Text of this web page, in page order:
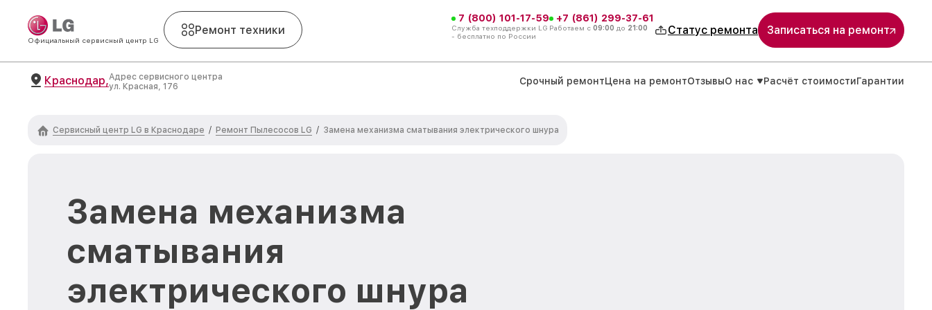
Официальный сервисный центр LG
Ремонт техники
7 (800) 101-17-59
Служба техподдержки LG
- бесплатно по России
+7 (861) 299-37-61
Работаем с 09:00 до 21:00 Статус ремонта Записаться на ремонт
Краснодар,Адрес сервисного центра
ул. Красная, 176
Срочный ремонтЦена на ремонтОтзывыО нас Расчёт стоимостиГарантии
Сервисный центр LG в Краснодаре / Ремонт Пылесосов LG / Замена механизма сматывания электрического шнура
Замена механизма
сматывания
электрического шнура